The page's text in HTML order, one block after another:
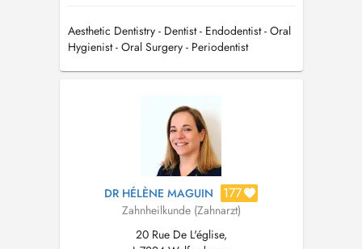
Aesthetic Dentistry - Dentist - Endodentist - Oral
Hygienist - Oral Surgery - Periodentist
DR HÉLÈNE MAGUIN 177
Zahnheilkunde (Zahnarzt)
20 Rue De L'église,